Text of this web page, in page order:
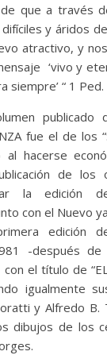
que a través
y áridos
atractivo, y
‘vivo y
siempre’ “ 1
publicado
fue el de los
hacerse
de los
la edición
con el Nuevo
edición
-después
el título de
igualmente
y Alfredo
dibujos de los